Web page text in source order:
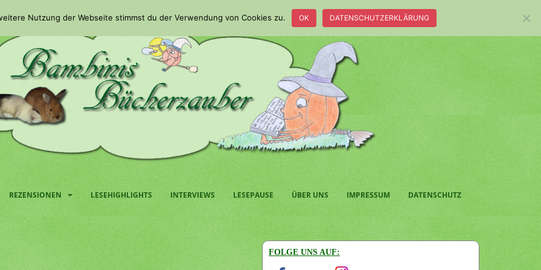
REZENSIONEN LESEHIGHLIGHTS INTERVIEWS LESEPAUSE ÜBER UNS IMPRESSUM DATENSCHUTZ
FOLGE UNS AUF:
Nutzung der Webseite stimmst du der Verwendung von Cookies zu. OK DATENSCHUTZERKLÄRUNG